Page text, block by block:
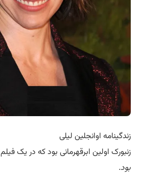
زندگینامه اوانجلین لیلی
زنبورک اولین ابرقهرمانی بود که در یک فیلم
بود.